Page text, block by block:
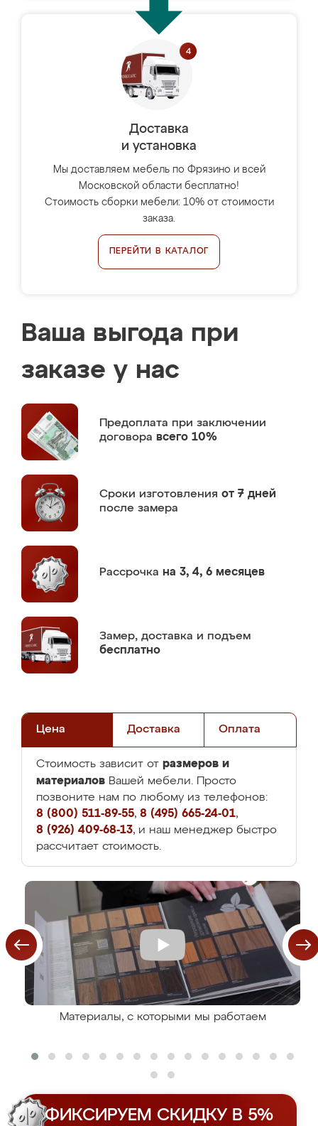
Доставка
и установка
Мы доставляем мебель по Фрязино и всей
Московской области бесплатно!
Стоимость сборки мебели: 10% от стоимости
заказа.
ПЕРЕЙТИ В КАТАЛОГ
Ваша выгода при
заказе у нас
Предоплата при заключении
договора всего 10%
Сроки изготовления от 7 дней
после замера
Рассрочка на 3, 4, 6 месяцев
Замер, доставка и подъем
бесплатно
Цена Доставка Оплата
Стоимость зависит от размеров и
материалов Вашей мебели. Просто
позвоните нам по любому из телефонов:
8 (800) 511-89-55, 8 (495) 665-24-01,
8 (926) 409-68-13, и наш менеджер быстро
рассчитает стоимость.
Материалы, с которыми мы работаем
ФИКСИРУЕМ СКИДКУ В 5%